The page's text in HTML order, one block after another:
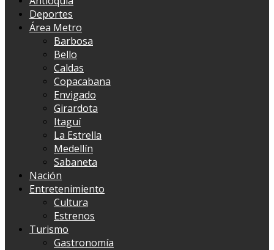
Deportes
Área Metro
Barbosa
Bello
Caldas
Copacabana
Envigado
Girardota
Itaguí
La Estrella
Medellín
Sabaneta
Nación
Entretenimiento
Cultura
Estrenos
Turismo
Gastronomía